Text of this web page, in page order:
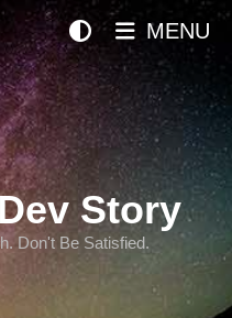
Story
Don't Be Satisfied.
MENU